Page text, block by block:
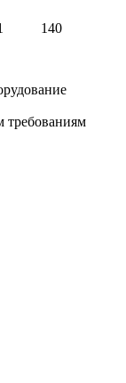
140
требованиям